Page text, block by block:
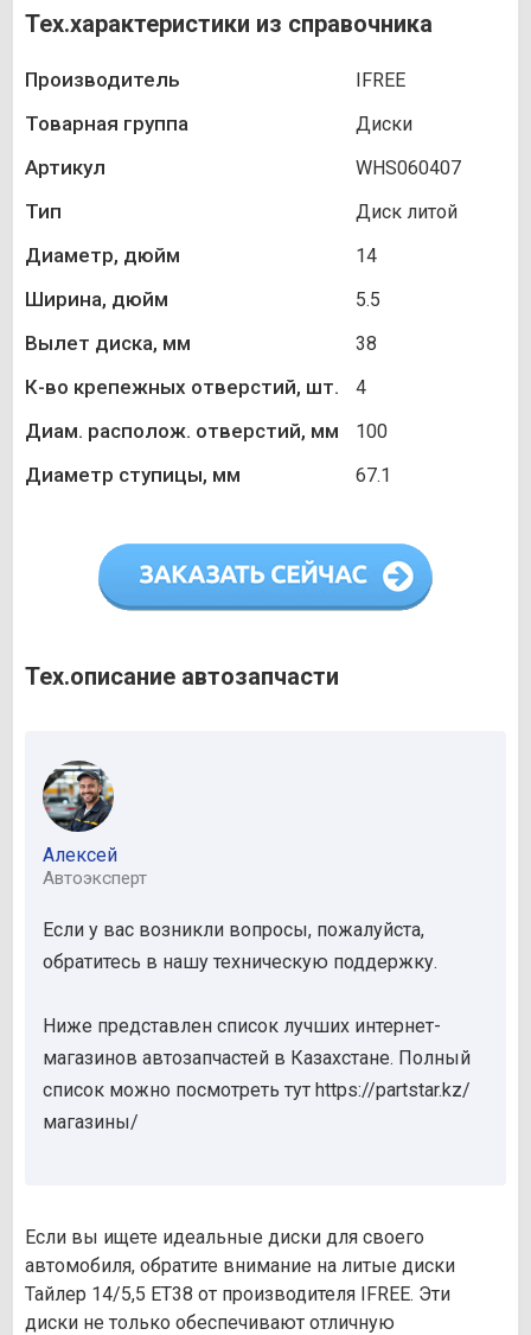
Тех.характеристики из справочника
Производитель IFREE
Товарная группа Диски
Артикул WHS060407
Тип Диск литой
Диаметр, дюйм 14
Ширина, дюйм 5.5
Вылет диска, мм 38
К-во крепежных отверстий, шт. 4
Диам. располож. отверстий, мм 100
Диаметр ступицы, мм 67.1
Тех.описание автозапчасти
Алексей
Автоэксперт
Если у вас возникли вопросы, пожалуйста,
обратитесь в нашу техническую поддержку.
Ниже представлен список лучших интернет-
магазинов автозапчастей в Казахстане. Полный
список можно посмотреть тут https://partstar.kz/
магазины/
Если вы ищете идеальные диски для своего
автомобиля, обратите внимание на литые диски
Тайлер 14/5,5 ET38 от производителя IFREE. Эти
диски не только обеспечивают отличную